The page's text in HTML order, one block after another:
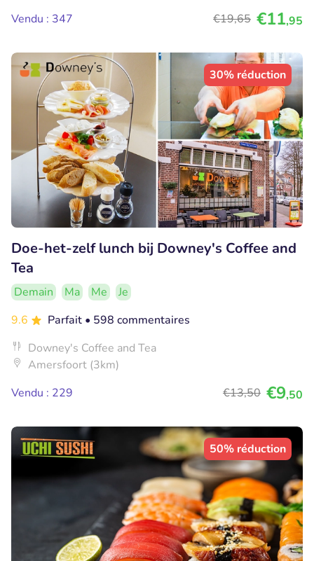
Vendu : 347
€19,65 €11,95
30% réduction
Doe-het-zelf lunch bij Downey's Coffee and
Tea
Demain Ma Me
Je
9.6
Parfait • 598 commentaires
Downey's Coffee and Tea
Amersfoort (3km)
Vendu : 229
€13,50 €9,50
50% réduction